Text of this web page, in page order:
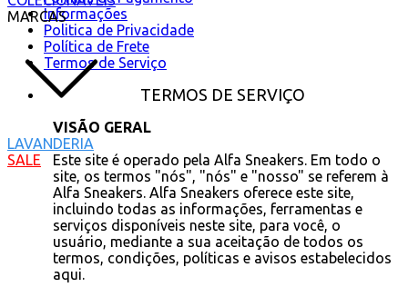
MARCAS
LAVANDERIA
SALE
Informações
Politica de Privacidade
Política de Frete
Termos de Serviço
TERMOS DE SERVIÇO
VISÃO GERAL
Este site é operado pela Alfa Sneakers. Em todo o
site, os termos "nós", "nós" e "nosso" se referem à
Alfa Sneakers. Alfa Sneakers oferece este site,
incluindo todas as informações, ferramentas e
serviços disponíveis neste site, para você, o
usuário, mediante a sua aceitação de todos os
termos, condições, políticas e avisos estabelecidos
aqui.